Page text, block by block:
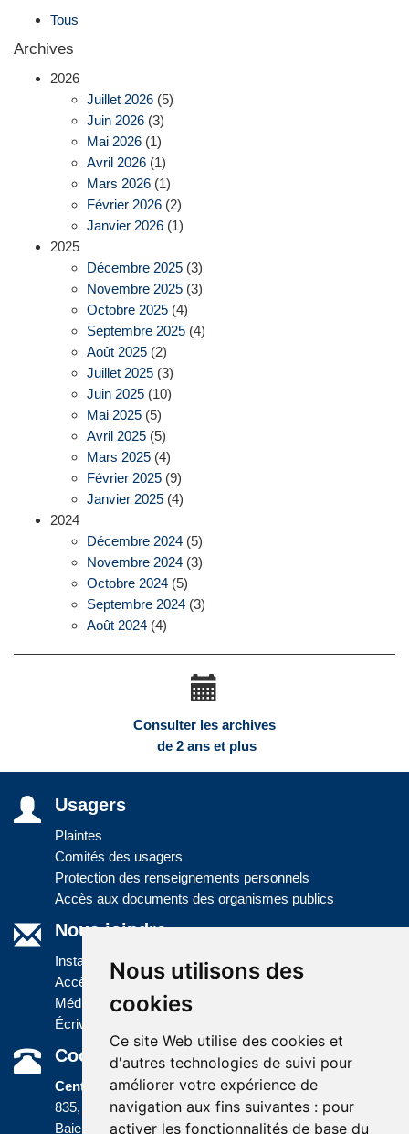
Nous utilisons des
cookies
Ce site Web utilise des cookies et
d'autres technologies de suivi pour
améliorer votre expérience de
navigation aux fins suivantes : pour
activer les fonctionnalités de base du
Tous
Archives
2026
Juillet 2026 (5)
Juin 2026 (3)
Mai 2026 (1)
Avril 2026 (1)
Mars 2026 (1)
Février 2026 (2)
Janvier 2026 (1)
2025
Décembre 2025 (3)
Novembre 2025 (3)
Octobre 2025 (4)
Septembre 2025 (4)
Août 2025 (2)
Juillet 2025 (3)
Juin 2025 (10)
Mai 2025 (5)
Avril 2025 (5)
Mars 2025 (4)
Février 2025 (9)
Janvier 2025 (4)
2024
Décembre 2024 (5)
Novembre 2024 (3)
Octobre 2024 (5)
Septembre 2024 (3)
Août 2024 (4)
Consulter les archives
de 2 ans et plus
Usagers
Plaintes
Comités des usagers
Protection des renseignements personnels
Accès aux documents des organismes publics
Nous joindre
Installations
Accès à l'information
Médias
Écrivez-nous
Coordonnées
Centre administratif
835, boulevard Jolliet
Baie-Comeau (Québec) G5C 1P5